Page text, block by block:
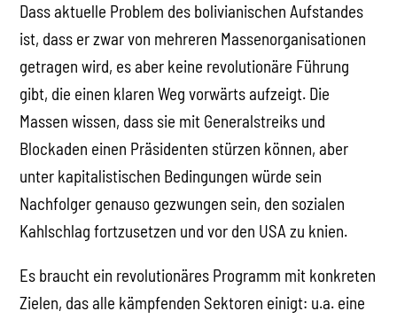
Dass aktuelle Problem des bolivianischen Aufstandes
ist, dass er zwar von mehreren Massenorganisationen
getragen wird, es aber keine revolutionäre Führung
gibt, die einen klaren Weg vorwärts aufzeigt. Die
Massen wissen, dass sie mit Generalstreiks und
Blockaden einen Präsidenten stürzen können, aber
unter kapitalistischen Bedingungen würde sein
Nachfolger genauso gezwungen sein, den sozialen
Kahlschlag fortzusetzen und vor den USA zu knien.
Es braucht ein revolutionäres Programm mit konkreten
Zielen, das alle kämpfenden Sektoren einigt: u.a. eine